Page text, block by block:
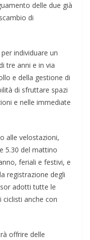
delle due già
di
individuare un
tre anni e in via
e della gestione di
di sfruttare spazi
e nelle immediate
alle velostazioni,
5.30 del mattino
feriali e festivi, e
registrazione degli
adotti tutte le
ciclisti anche con
offrire delle